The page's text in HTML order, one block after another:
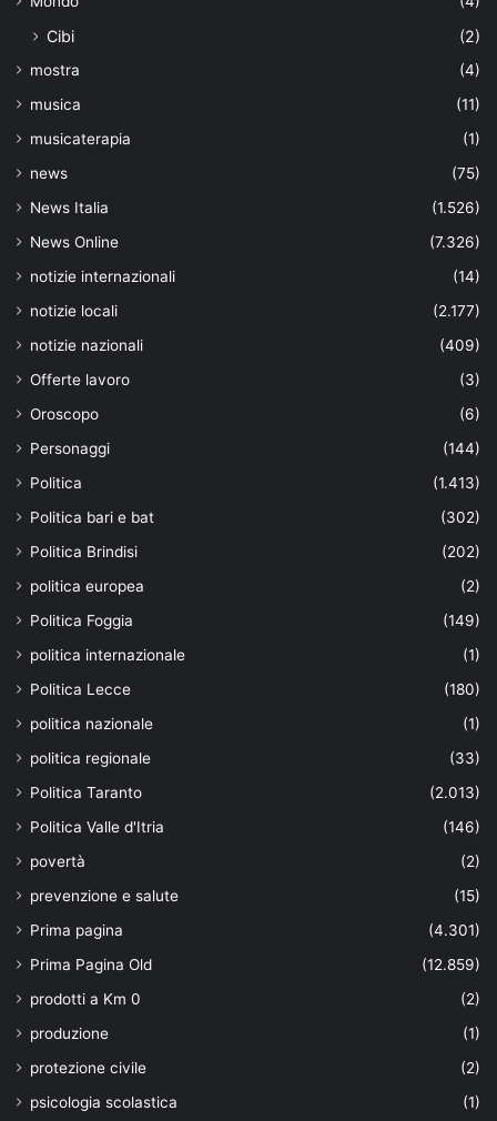
Cibi (2)
mostra
(4)
musica
(11)
musicaterapia
(1)
news
(75)
News Italia
(1.526)
News Online
(7.326)
notizie internazionali
(14)
notizie locali
(2.177)
notizie nazionali
(409)
Offerte lavoro
(3)
Oroscopo
(6)
Personaggi
(144)
Politica
(1.413)
Politica bari e bat
(302)
Politica Brindisi
(202)
politica europea
(2)
Politica Foggia
(149)
politica internazionale
(1)
Politica Lecce
(180)
politica nazionale
(1)
politica regionale
(33)
Politica Taranto
(2.013)
Politica Valle d'Itria
(146)
povertà
(2)
prevenzione e salute
(15)
Prima pagina
(4.301)
Prima Pagina Old
(12.859)
prodotti a Km 0
(2)
produzione
(1)
protezione civile
(2)
psicologia scolastica
(1)